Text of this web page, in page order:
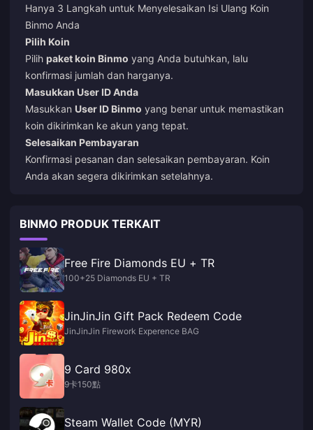
Hanya 3 Langkah untuk Menyelesaikan Isi Ulang Koin
Binmo Anda
Pilih Koin
Pilih paket koin Binmo yang Anda butuhkan, lalu
konfirmasi jumlah dan harganya.
Masukkan User ID Anda
Masukkan User ID Binmo yang benar untuk memastikan
koin dikirimkan ke akun yang tepat.
Selesaikan Pembayaran
Konfirmasi pesanan dan selesaikan pembayaran. Koin
Anda akan segera dikirimkan setelahnya.
BINMO PRODUK TERKAIT
Free Fire Diamonds EU + TR
100+25 Diamonds EU + TR
JinJinJin Gift Pack Redeem Code
JinJinJin Firework Experence BAG
9 Card 980x
9卡150點
Steam Wallet Code (MYR)